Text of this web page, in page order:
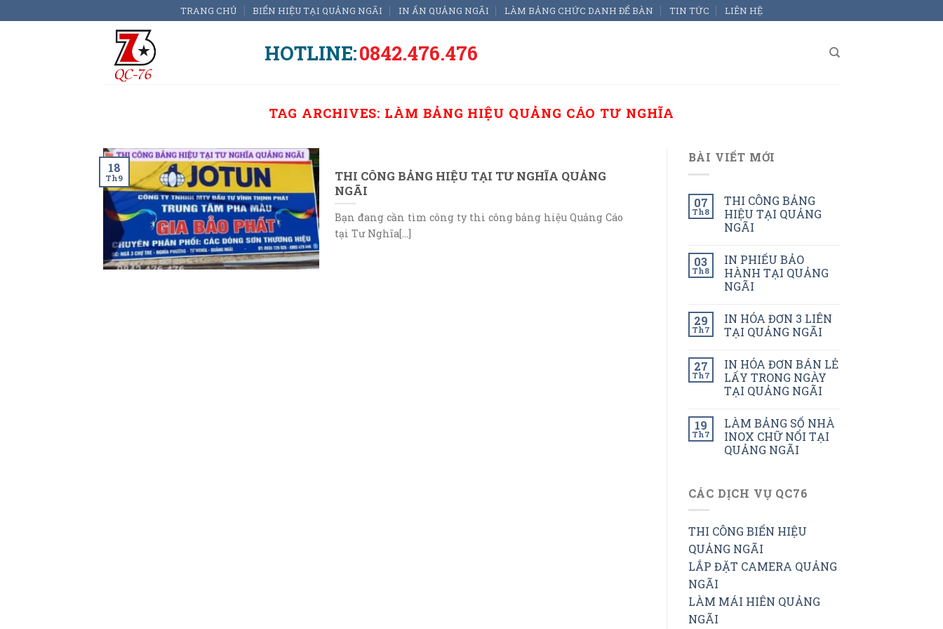
to
TRANG CHỦ BIỂN HIỆU TẠI QUẢNG NGÃI IN ẤN QUẢNG NGÃI LÀM BẢNG CHỨC DANH ĐỂ BÀN TIN TỨC LIÊN HỆ
HOTLINE:0842.476.476
TAG ARCHIVES: LÀM BẢNG HIỆU QUẢNG CÁO TƯ NGHĨA
THI CÔNG BẢNG HIỆU TẠI TƯ NGHĨA QUẢNG
NGÃI
Bạn đang cần tìm công ty thi công bảng hiệu Quảng Cáo
tại Tư Nghĩa[...]
18
Th9
BÀI VIẾT MỚI
07
Th8
THI CÔNG BẢNG
HIỆU TẠI QUẢNG
NGÃI
03
Th8
IN PHIẾU BẢO
HÀNH TẠI QUẢNG
NGÃI
29
Th7
IN HÓA ĐƠN 3 LIÊN
TẠI QUẢNG NGÃI
27
Th7
IN HÓA ĐƠN BÁN LẺ
LẤY TRONG NGÀY
TẠI QUẢNG NGÃI
19
Th7
LÀM BẢNG SỐ NHÀ
INOX CHỮ NỔI TẠI
QUẢNG NGÃI
CÁC DỊCH VỤ QC76
THI CÔNG BIỂN HIỆU
QUẢNG NGÃI
LẮP ĐẶT CAMERA QUẢNG
NGÃI
LÀM MÁI HIÊN QUẢNG
NGÃI